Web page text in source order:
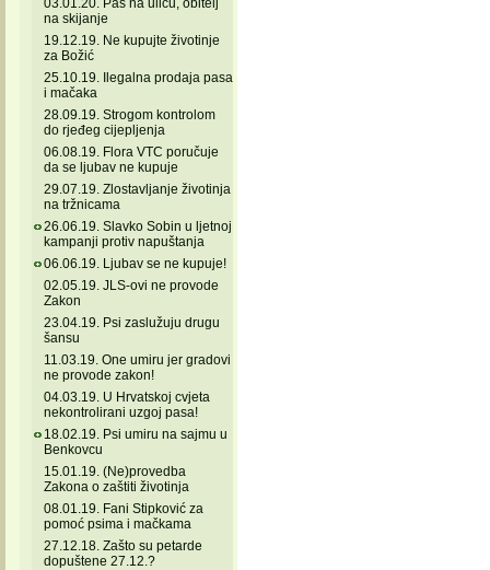
03.01.20. Pas na ulicu, obitelj
na skijanje
19.12.19. Ne kupujte životinje
za Božić
25.10.19. Ilegalna prodaja pasa
i mačaka
28.09.19. Strogom kontrolom
do rjeđeg cijepljenja
06.08.19. Flora VTC poručuje
da se ljubav ne kupuje
29.07.19. Zlostavljanje životinja
na tržnicama
26.06.19. Slavko Sobin u ljetnoj
kampanji protiv napuštanja
06.06.19. Ljubav se ne kupuje!
02.05.19. JLS-ovi ne provode
Zakon
23.04.19. Psi zaslužuju drugu
šansu
11.03.19. One umiru jer gradovi
ne provode zakon!
04.03.19. U Hrvatskoj cvjeta
nekontrolirani uzgoj pasa!
18.02.19. Psi umiru na sajmu u
Benkovcu
15.01.19. (Ne)provedba
Zakona o zaštiti životinja
08.01.19. Fani Stipković za
pomoć psima i mačkama
27.12.18. Zašto su petarde
dopuštene 27.12.?